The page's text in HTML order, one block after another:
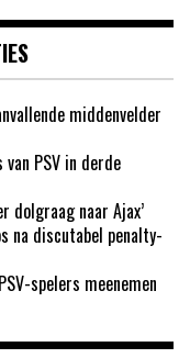
middenvelder
PSV in derde
dolgraag naar Ajax’
na discutabel penalty-
spelers meenemen